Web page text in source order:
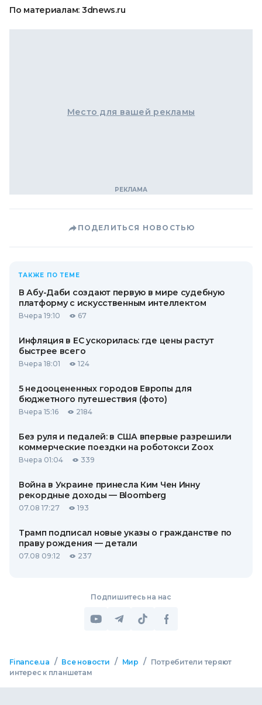
По материалам: 3dnews.ru
Место для вашей рекламы
ПОДЕЛИТЬСЯ НОВОСТЬЮ
ТАКЖЕ ПО ТЕМЕ
В Абу-Даби создают первую в мире судебную
платформу с искусственным интеллектом
Вчера 19:10 67
Инфляция в ЕС ускорилась: где цены растут
быстрее всего
Вчера 18:01 124
5 недооцененных городов Европы для
бюджетного путешествия (фото)
Вчера 15:16 2184
Без руля и педалей: в США впервые разрешили
коммерческие поездки на роботокси Zoox
Вчера 01:04 339
Война в Украине принесла Ким Чен Инну
рекордные доходы — Bloomberg
07.08 17:27 193
Трамп подписал новые указы о гражданстве по
праву рождения — детали
07.08 09:12 237
Подпишитесь на нас
Finance.ua / Все новости / Мир /
Потребители теряют
интерес к планшетам